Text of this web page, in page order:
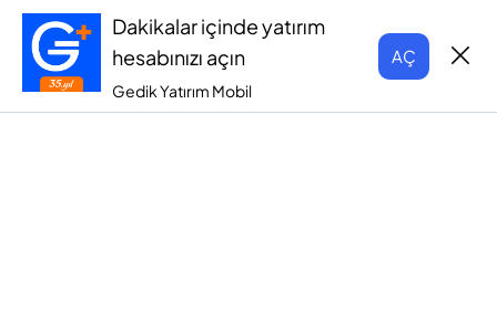
Dakikalar içinde yatırım
hesabınızı açın
Gedik Yatırım Mobil
AÇ